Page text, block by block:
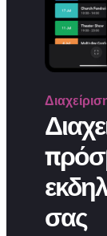
σας